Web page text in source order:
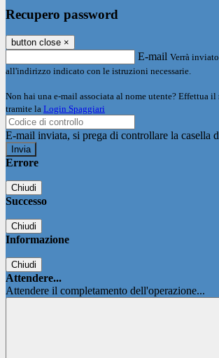
Recupero password
button close ×
E-mail Verrà
all'indirizzo indicato con le istruzioni necessarie.
Non hai una e-mail associata al nome utente? Effettua il
tramite la Login Spaggiari
E-mail inviata, si prega di controllare la casella
Errore
Chiudi
Successo
Chiudi
Informazione
Chiudi
Attendere...
Attendere il completamento dell'operazione...